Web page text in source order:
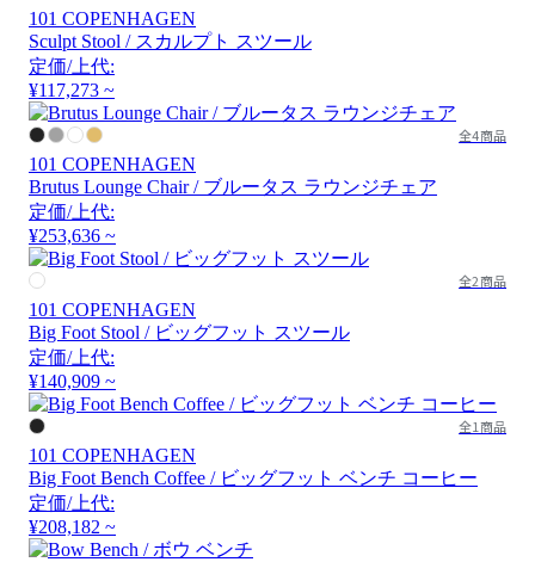
101 COPENHAGEN
Sculpt Stool / スカルプト スツール
定価/上代:
¥117,273 ~
全4商品
101 COPENHAGEN
Brutus Lounge Chair / ブルータス ラウンジチェア
定価/上代:
¥253,636 ~
全2商品
101 COPENHAGEN
Big Foot Stool / ビッグフット スツール
定価/上代:
¥140,909 ~
全1商品
101 COPENHAGEN
Big Foot Bench Coffee / ビッグフット ベンチ コーヒー
定価/上代:
¥208,182 ~